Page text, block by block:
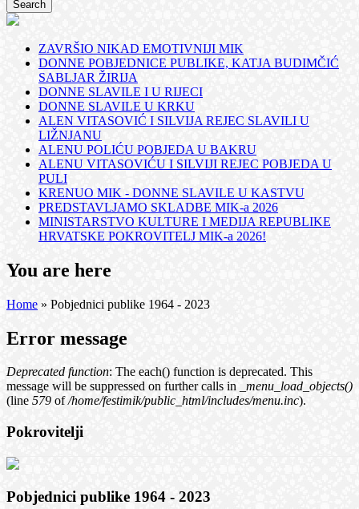
ZAVRŠIO NIKAD EMOTIVNIJI MIK
DONNE POBJEDNICE PUBLIKE, KATJA BUDIMČIĆ
SABLJAR ŽIRIJA
DONNE SLAVILE I U RIJECI
DONNE SLAVILE U KRKU
ALEN VITASOVIĆ I SILVIJA REJEC SLAVILI U
LIŽNJANU
ALENU POLIĆU POBJEDA U BAKRU
ALENU VITASOVIĆU I SILVIJI REJEC POBJEDA U
PULI
KRENUO MIK - DONNE SLAVILE U KASTVU
PREDSTAVLJAMO SKLADBE MIK-a 2026
MINISTARSTVO KULTURE I MEDIJA REPUBLIKE
HRVATSKE POKROVITELJ MIK-a 2026!
You are here
Home » Pobjednici publike 1964 - 2023
Error message
Deprecated function: The each() function is deprecated. This
message will be suppressed on further calls in
_menu_load_objects()
(line 579 of/home/festimik/public_html/includes/menu.inc).
Pokrovitelji
Pobjednici publike 1964 - 2023